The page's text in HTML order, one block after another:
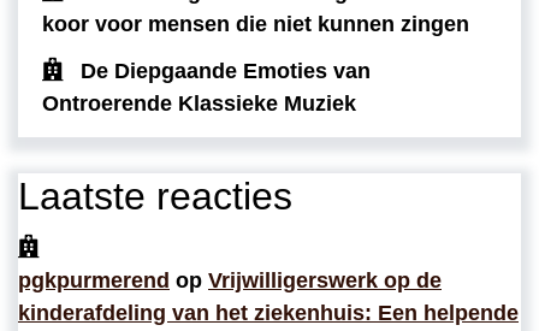
koor voor mensen die niet kunnen zingen
De Diepgaande Emoties van
Ontroerende Klassieke Muziek
Laatste reacties
pgkpurmerend op Vrijwilligerswerk op de
kinderafdeling van het ziekenhuis: Een helpende